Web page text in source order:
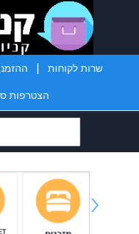
שרות לקוחות
הצטרפות